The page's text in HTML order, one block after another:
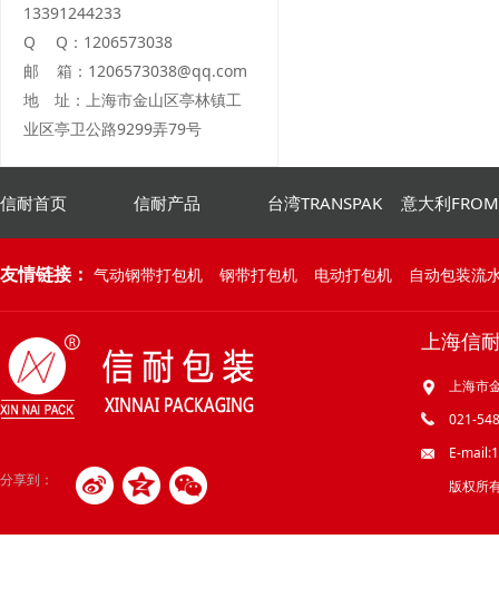
13391244233
Q Q：1206573038
邮 箱：1206573038@qq.com
地 址：上海市金山区亭林镇工
业区亭卫公路9299弄79号
信耐首页 信耐产品 台湾TRANSPAK 意大利
友情链接： 气动钢带打包机 钢带打包机 电动打包机 自动包装流
分享到：
上海信
上海市
021-
E-
版权所